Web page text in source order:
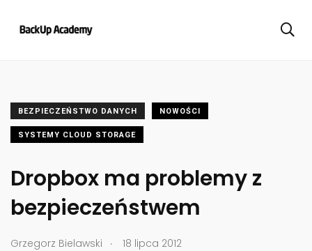
BEZPIECZEŃSTWO DANYCH NOWOŚCI
SYSTEMY CLOUD STORAGE
Dropbox ma problemy z
bezpieczeństwem
Grzegorz Bielawski .
18 lipca 2012